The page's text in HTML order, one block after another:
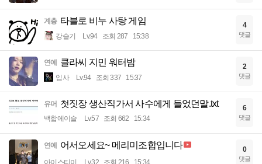
계층 타블로 비누 사탕 게임
강슬기 Lv.94 조회 287 15:38
4
댓글
연예 클라씨 지민 워터밤
입사 Lv.94 조회 337 15:37
2
댓글
유머 첫짓장 생산직가서 사수에게 들었던말.txt
백합에이슬 Lv.57 조회 662 15:34
6
댓글
연예 어서오세요~ 메리미조합입니다 0
댓글